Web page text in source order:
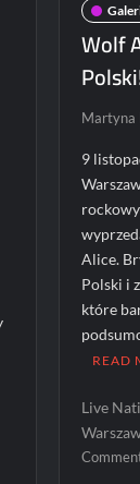
Wolf
Martyna
9
Alice.
Polski i
które
READ
Live